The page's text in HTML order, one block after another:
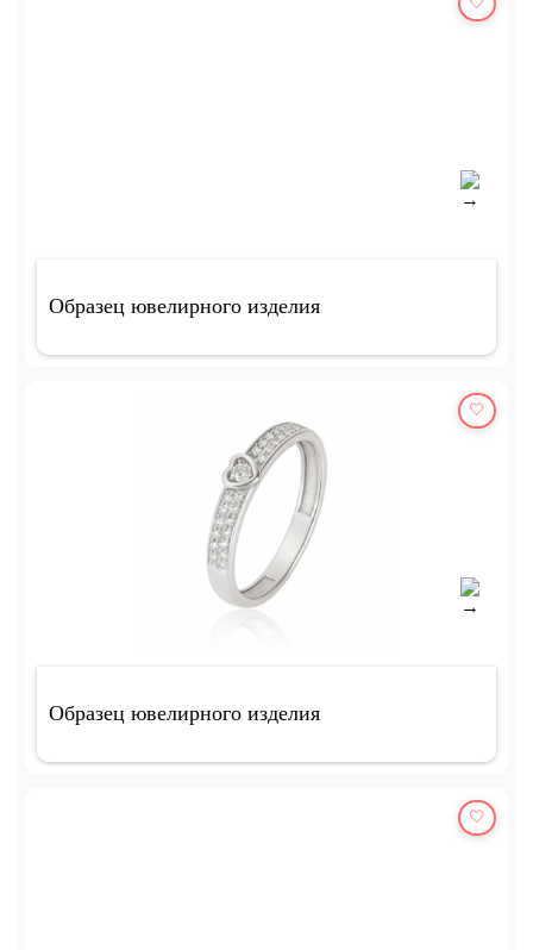
Образец ювелирного изделия
🤍
Образец ювелирного изделия
🤍